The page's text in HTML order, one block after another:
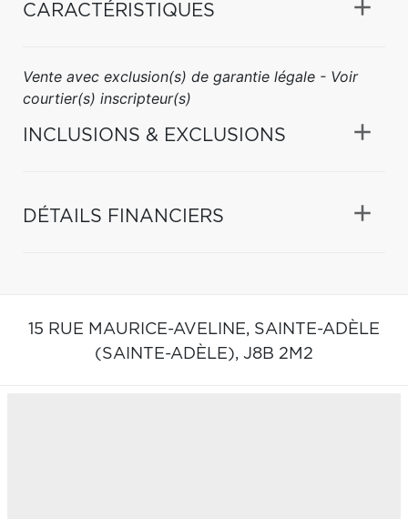
CARACTÉRISTIQUES
Vente avec exclusion(s) de garantie légale - Voir
courtier(s) inscripteur(s)
INCLUSIONS & EXCLUSIONS
DÉTAILS FINANCIERS
15 RUE MAURICE-AVELINE, SAINTE-ADÈLE
(SAINTE-ADÈLE), J8B 2M2